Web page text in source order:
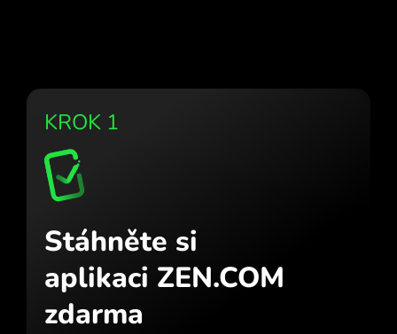
KROK 1
Stáhněte si
aplikaci ZEN.COM
zdarma